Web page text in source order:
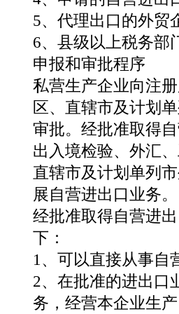
5、代理出口的外贸
6、县级以上税务部
申报和审批程序
私营生产企业向注
区、直辖市及计划
审批。经批准取得
出入境检验、外汇
直辖市及计划单列
展自营进出口业务。
经批准取得自营进
下：
1、可以直接从事自
2、在批准的进出口
务，经营本企业生